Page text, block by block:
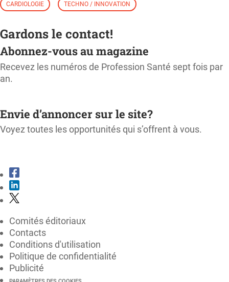
CARDIOLOGIE TECHNO / INNOVATION
Gardons le contact!
Abonnez-vous au magazine
Recevez les numéros de Profession Santé sept fois par
an.
Envie d’annoncer sur le site?
Voyez toutes les opportunités qui s’offrent à vous.
Comités éditoriaux
Contacts
Conditions d'utilisation
Politique de confidentialité
Publicité